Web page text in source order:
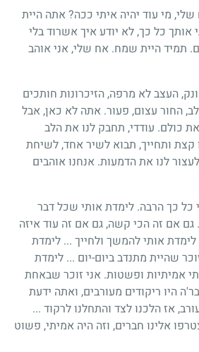
מי עוד יהיה איתי ככה? אתה היית
כל כך, לא יודע איך אשרוד בלי
תמיד היית שמח. אח שלי, אני אוהב
העצב לא מרפה, הזיכרונות חותכים
החור עצום, פעור. אתה לא כאן, אבל
כולם. עודדי, תחבק לנו את הלב
ותחייך, תבוא לשיר אחד, לשיחת
לנו את הדמעות. אנחנו אוהבים
כל כך הרבה. לימדת אותי שכל דבר
אם זה הכי קשה, גם אם זה עוד איזה
אותי להמשך ולחייך ... לימדת
שהיית מתנדב ביום-יום ... לימדת
אמיתיות ופשטות. אני זוכר שבאחת
היו ריקודים מעורבים, ואתה ידעת
אז הלכנו לצד והתחלנו לרקוד ...
אלינו חברים, וזה היה אמיתי, פשוט